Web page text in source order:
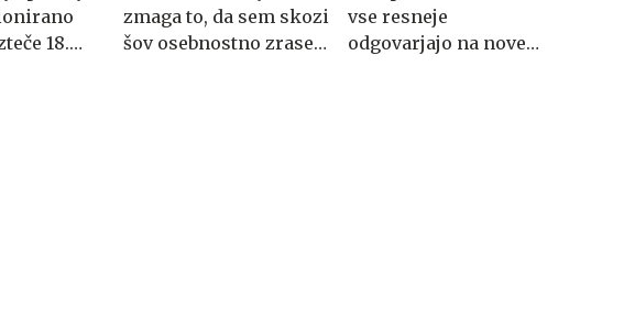
18.
zmaga to, da sem skozi
šov osebnostno zrasel
vse resneje
odgovarjajo na nove